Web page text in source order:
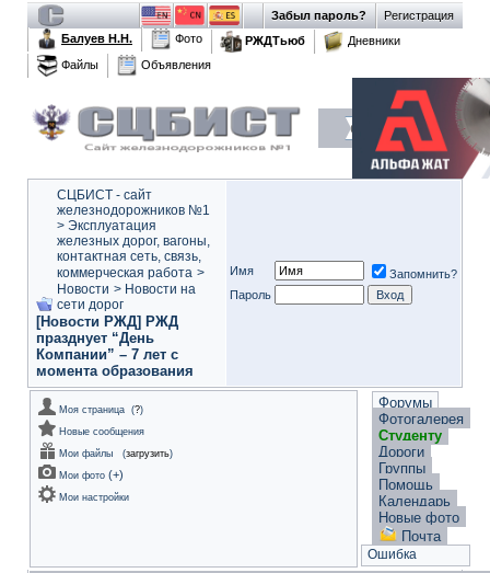
Регистрация
Забыл пароль?
Балуев Н.Н.
Фото РЖДТьюб
Дневники
Файлы
Объявления
СЦБИСТ - сайт
железнодорожников №1
> Эксплуатация
железных дорог, вагоны,
контактная сеть, связь,
коммерческая работа >
Новости > Новости на
сети дорог
[Новости РЖД] РЖД
празднует “День
Компании” – 7 лет с
момента образования
Имя
Запомнить?
Пароль
Моя страница (?)
Новые сообщения
Мои файлы
(загрузить)
Мои фото (+)
Мои настройки
Форумы
Фотогалерея
Студенту
Дороги
Группы
Помощь
Календарь
Новые фото
Почта
Ошибка